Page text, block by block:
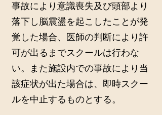
事故により意識喪失及び頭部より
落下し脳震盪を起こしたことが発
覚した場合、医師の判断により許
可が出るまでスクールは行わな
い。また施設内での事故により当
該症状が出た場合は、即時スクー
ルを中止するものとする。